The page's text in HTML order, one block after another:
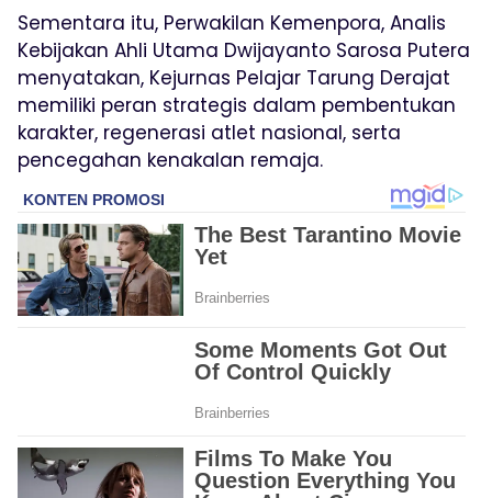
Sementara itu, Perwakilan Kemenpora, Analis
Kebijakan Ahli Utama Dwijayanto Sarosa Putera
menyatakan, Kejurnas Pelajar Tarung Derajat
memiliki peran strategis dalam pembentukan
karakter, regenerasi atlet nasional, serta
pencegahan kenakalan remaja.